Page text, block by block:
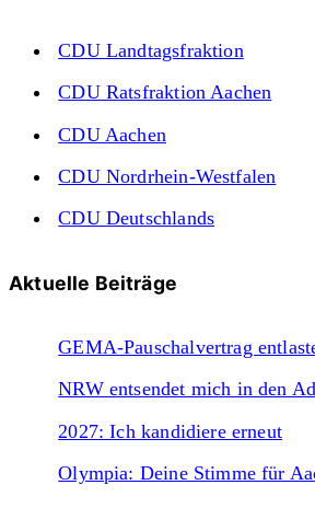
CDU Landtagsfraktion
CDU Ratsfraktion Aachen
CDU Aachen
CDU Nordrhein-Westfalen
CDU Deutschlands
Aktuelle Beiträge
GEMA-Pauschalvertrag
NRW entsendet mich in den
2027: Ich kandidiere erneut
Olympia: Deine Stimme für